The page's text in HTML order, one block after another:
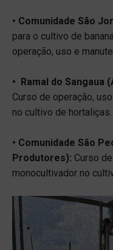
• Comunidade São
para o cultivo de
operação, uso e
• Ramal do Sangaua
Curso de operação,
no cultivo de hortaliças.
• Comunidade São
Produtores): Curso
monocultivador no